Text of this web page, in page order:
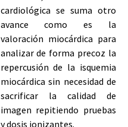
cardiológica se suma otro
avance como es la
valoración miocárdica para
analizar de forma precoz la
repercusión de la isquemia
miocárdica sin necesidad de
sacrificar la calidad de
imagen repitiendo pruebas
y dosis ionizantes.